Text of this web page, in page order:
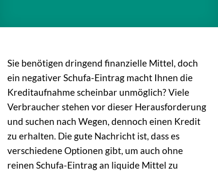
Sie benötigen dringend finanzielle Mittel, doch
ein negativer Schufa-Eintrag macht Ihnen die
Kreditaufnahme scheinbar unmöglich? Viele
Verbraucher stehen vor dieser Herausforderung
und suchen nach Wegen, dennoch einen Kredit
zu erhalten. Die gute Nachricht ist, dass es
verschiedene Optionen gibt, um auch ohne
reinen Schufa-Eintrag an liquide Mittel zu